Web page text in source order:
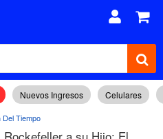
Nuevos Ingresos Celulares
Del Tiempo